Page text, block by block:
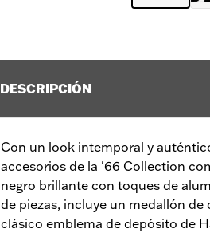
DESCRIPCIÓN
Con un look intemporal y
accesorios de la '66 Collection
negro brillante con toques de
de piezas, incluye un medallón
clásico emblema de depósito de